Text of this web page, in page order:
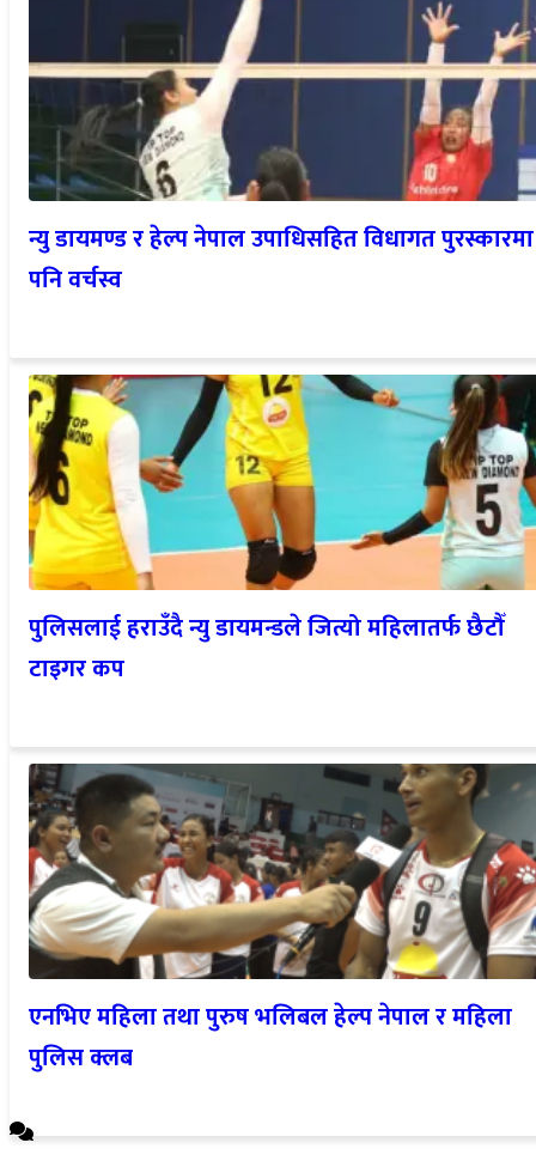
न्यु डायमण्ड र हेल्प नेपाल उपाधिसहित विधागत पुरस्कारमा
पनि वर्चस्व
पुलिसलाई हराउँदै न्यु डायमन्डले जित्यो महिलातर्फ छैटौँ
टाइगर कप
एनभिए महिला तथा पुरुष भलिबल हेल्प नेपाल र महिला
पुलिस क्लब